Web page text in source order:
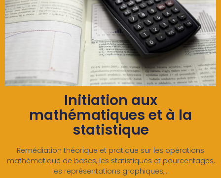
Initiation aux
mathématiques et à la
statistique
Remédiation théorique et pratique sur les opérations
mathématique de bases, les statistiques et pourcentages,
les représentations graphiques,...